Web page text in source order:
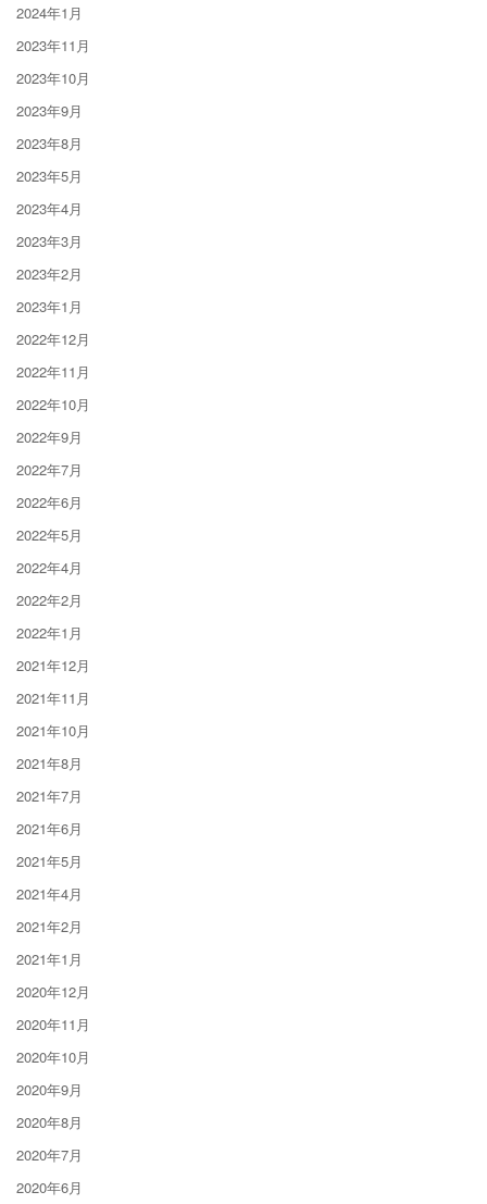
2024年1月
2023年11月
2023年10月
2023年9月
2023年8月
2023年5月
2023年4月
2023年3月
2023年2月
2023年1月
2022年12月
2022年11月
2022年10月
2022年9月
2022年7月
2022年6月
2022年5月
2022年4月
2022年2月
2022年1月
2021年12月
2021年11月
2021年10月
2021年8月
2021年7月
2021年6月
2021年5月
2021年4月
2021年2月
2021年1月
2020年12月
2020年11月
2020年10月
2020年9月
2020年8月
2020年7月
2020年6月